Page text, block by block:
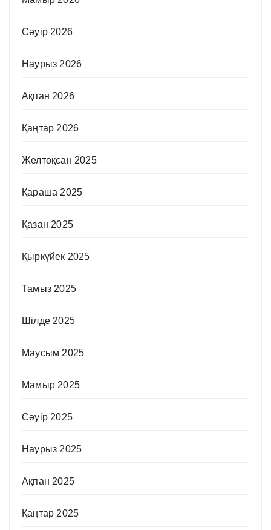
Сәуір 2026
Наурыз 2026
Ақпан 2026
Қаңтар 2026
Желтоқсан 2025
Қараша 2025
Қазан 2025
Қыркүйек 2025
Тамыз 2025
Шілде 2025
Маусым 2025
Мамыр 2025
Сәуір 2025
Наурыз 2025
Ақпан 2025
Қаңтар 2025